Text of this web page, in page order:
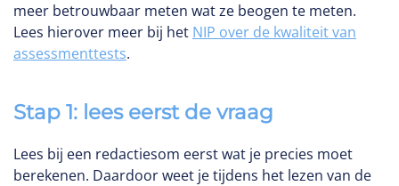
meer betrouwbaar meten wat ze beogen te meten.
Lees hierover meer bij het NIP over de kwaliteit van
assessmenttests.
Stap 1: lees eerst de vraag
Lees bij een redactiesom eerst wat je precies moet
berekenen. Daardoor weet je tijdens het lezen van de